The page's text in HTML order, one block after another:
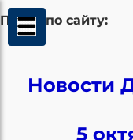
Поиск по сайту:
Новости
5